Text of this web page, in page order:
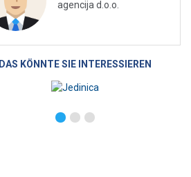
agencija d.o.o.
DAS KÖNNTE SIE INTERESSIEREN